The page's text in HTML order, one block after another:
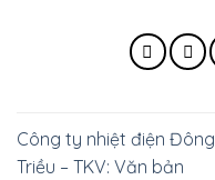
Công ty nhiệt điện Đông
Triều – TKV: Văn bản